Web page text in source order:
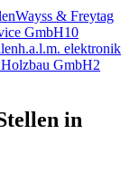
Wayss & Freytag
GmbH10
h.a.l.m. elektronik
GmbH2
in